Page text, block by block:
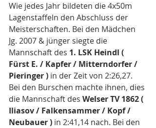
Wie jedes Jahr bildeten die 4x50m
Lagenstaffeln den Abschluss der
Meisterschaften. Bei den Mädchen
Jg. 2007 & jünger siegte die
Mannschaft des 1. LSK Heindl (
Fürst E. / Kapfer / Mitterndorfer /
Pieringer ) in der Zeit von 2:26,27.
Bei den Burschen machte ihnen, dies
die Mannschaft des Welser TV 1862 (
Iliasov / Falkensammer / Kopf /
Neubauer ) in 2:41,14 nach. Bei den